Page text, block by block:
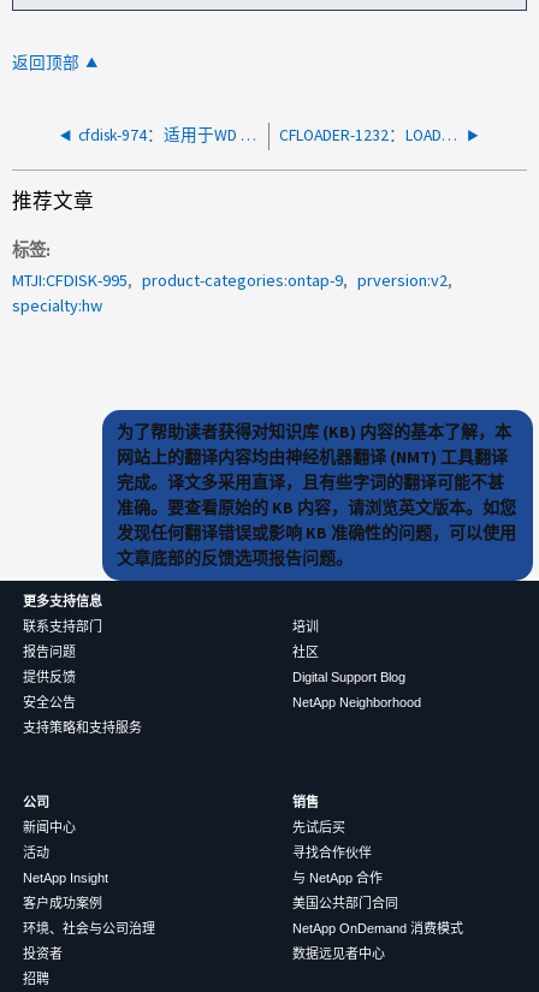
返回顶部
cfdisk-974：适用于WD Cobra-F驱动器的NE12/MS12固件 CFLOADER-1232：LOADER 显示的 BMC 版本在 AFF A320 上不正确
推荐文章
标签
MTJI:CFDISK-995
product-categories:ontap-9
prversion:v2
specialty:hw
为了帮助读者获得对知识库 (KB) 内容的基本了解，本
网站上的翻译内容均由神经机器翻译 (NMT) 工具翻译
完成。译文多采用直译，且有些字词的翻译可能不甚
准确。要查看原始的 KB 内容，请浏览英文版本。如您
发现任何翻译错误或影响 KB 准确性的问题，可以使用
文章底部的反馈选项报告问题。
更多支持信息
联系支持部门
报告问题
提供反馈
安全公告
支持策略和支持服务
培训
社区
Digital Support Blog
NetApp Neighborhood
公司
新闻中心
活动
NetApp Insight
客户成功案例
环境、社会与公司治理
投资者
招聘
销售
先试后买
寻找合作伙伴
与 NetApp 合作
美国公共部门合同
NetApp OnDemand 消费模式
数据远见者中心